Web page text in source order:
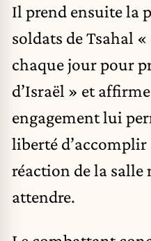
Il prend ensuite la
soldats de Tsahal
chaque jour pour
d’Israël » et
engagement lui
liberté d’accomplir
réaction de la salle
attendre.